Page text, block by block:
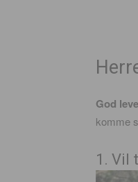
God
komme
1. Vil